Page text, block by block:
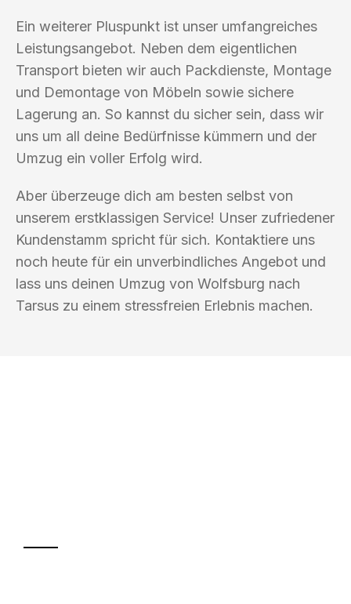
Ein weiterer Pluspunkt ist unser umfangreiches
Leistungsangebot. Neben dem eigentlichen
Transport bieten wir auch Packdienste, Montage
und Demontage von Möbeln sowie sichere
Lagerung an. So kannst du sicher sein, dass wir
uns um all deine Bedürfnisse kümmern und der
Umzug ein voller Erfolg wird.
Aber überzeuge dich am besten selbst von
unserem erstklassigen Service! Unser zufriedener
Kundenstamm spricht für sich. Kontaktiere uns
noch heute für ein unverbindliches Angebot und
lass uns deinen Umzug von Wolfsburg nach
Tarsus zu einem stressfreien Erlebnis machen.